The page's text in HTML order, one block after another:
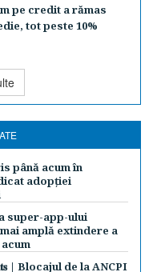
pe credit a rămas
tot peste 10%
până acum în
adopției
super-app-ului
amplă extindere a
| Blocajul de la ANCPI